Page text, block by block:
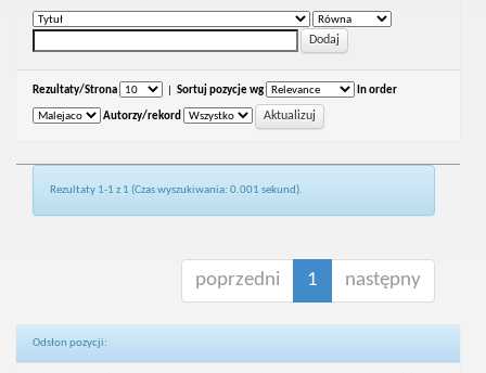
Rezultaty/Strona Sortuj pozycje wg In order
Autorzy/rekord
Rezultaty 1-1 z 1 (Czas wyszukiwania: 0.001 sekund).
poprzedni 1 następny
Odsłon pozycji: